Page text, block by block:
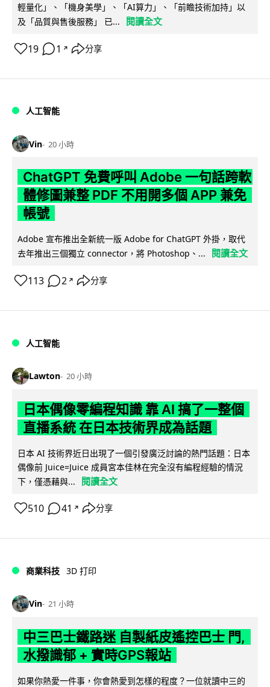
輕量化」、「機身美學」、「AI算力」、「前瞻技術加持」以
及「品質與售後服務」 已...
閱讀全文
19 1 ↗ 分享
人工智能
Vin 20 小時
ChatGPT 免費呼叫 Adobe 一句話跨軟
體修圖兼整 PDF 不用開多個 APP 兼免
帳號
Adobe 宣布推出全新統一版 Adobe for ChatGPT 外掛，取代
去年推出三個獨立 connector，將 Photoshop、...
閱讀全文
113 2 ↗ 分享
人工智能
Lawton 20 小時
日本偶像零編程知識 靠 AI 搞了一整個
直播系統 在日本技術界成為話題
日本 AI 技術界近日出現了一個引發廣泛討論的熱門話題：日本
偶像前 Juice=Juice 成員宮本佳林在完全沒有編程經驗的情況
下，僅憑藉與...
閱讀全文
510 41 ↗ 分享
商業科技 3D 打印
Vin 21 小時
中三巴士鐵路迷 自製紙皮遙控巴士 門,
水撥識郁 + 實時GPS報站
如果你熱愛一件事，你會熱愛到怎樣的程度？一位就讀中三的